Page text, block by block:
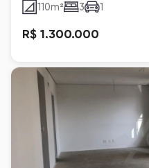
110m² 3 1
R$ 1.300.000